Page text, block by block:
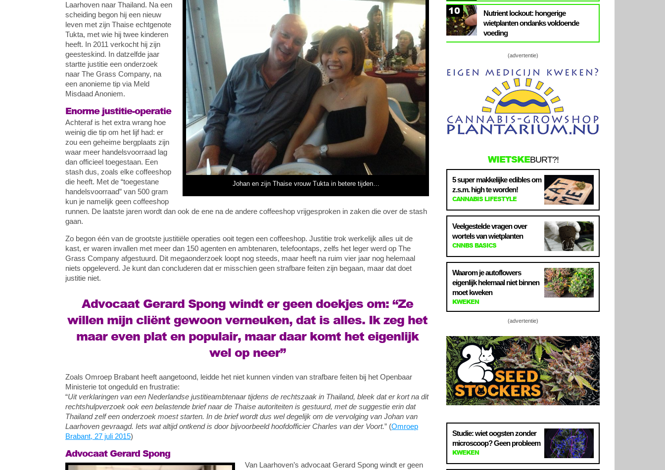
Johan en zijn Thaise vrouw Tukta in betere tijden…
Laarhoven naar Thailand. Na een
scheiding begon hij een nieuw
leven met zijn Thaise echtgenote
Tukta, met wie hij twee kinderen
heeft. In 2011 verkocht hij zijn
geesteskind. In datzelfde jaar
startte justitie een onderzoek
naar The Grass Company, na
een anonieme tip via Meld
Misdaad Anoniem.
Enorme justitie-operatie
Achteraf is het extra wrang hoe
weinig die tip om het lijf had: er
zou een geheime bergplaats zijn
waar meer handelsvoorraad lag
dan officieel toegestaan. Een
stash dus, zoals elke coffeeshop
die heeft. Met de “toegestane
handelsvoorraad” van 500 gram
kun je namelijk geen coffeeshop
runnen. De laatste jaren wordt dan ook de ene na de andere coffeeshop vrijgesproken in zaken die over de stash
gaan.
Zo begon één van de grootste justitiële operaties ooit tegen een coffeeshop. Justitie trok werkelijk alles uit de
kast, er waren invallen met meer dan 150 agenten en ambtenaren, telefoontaps, zelfs het leger werd op The
Grass Company afgestuurd. Dit megaonderzoek loopt nog steeds, maar heeft na ruim vier jaar nog helemaal
niets opgeleverd. Je kunt dan concluderen dat er misschien geen strafbare feiten zijn begaan, maar dat doet
justitie niet.
Advocaat Gerard Spong windt er geen doekjes om: “Ze
willen mijn cliënt gewoon verneuken, dat is alles. Ik zeg het
maar even plat en populair, maar daar komt het eigenlijk
wel op neer”
Zoals Omroep Brabant heeft aangetoond, leidde het niet kunnen vinden van strafbare feiten bij het Openbaar
Ministerie tot ongeduld en frustratie:
“Uit verklaringen van een Nederlandse justitieambtenaar tijdens de rechtszaak in Thailand, bleek dat er kort na dit
rechtshulpverzoek ook een belastende brief naar de Thaise autoriteiten is gestuurd, met de suggestie erin dat
Thailand zelf een onderzoek moest starten. In de brief wordt dus wel degelijk om de vervolging van Johan van
Laarhoven gevraagd. Iets wat altijd ontkend is door bijvoorbeeld hoofdofficier Charles van der Voort.” (Omroep
Brabant, 27 juli 2015)
Advocaat Gerard Spong
Van Laarhoven’s advocaat Gerard Spong windt er geen
10
Nutrient lockout: hongerige
wietplanten ondanks voldoende
voeding
(advertentie)
WIETSKEBURT?!
5 super makkelijke edibles om
z.s.m. high te worden!
CANNABIS LIFESTYLE
Veelgestelde vragen over
wortels van wietplanten
CNNBS BASICS
Waarom je autoflowers
eigenlijk helemaal niet binnen
moet kweken
KWEKEN
(advertentie)
Studie: wiet oogsten zonder
microscoop? Geen probleem
KWEKEN